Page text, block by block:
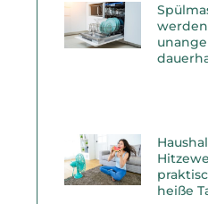
heiße